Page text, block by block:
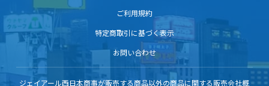
ご利用規約
特定商取引に基づく表示
お問い合わせ
ジェイアール西日本商事が販売する商品以外の商品に関する販売会社概